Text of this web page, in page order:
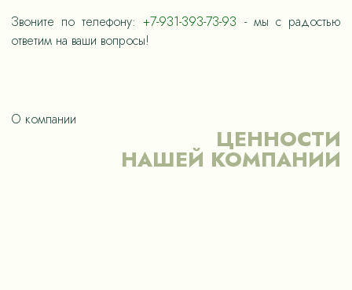
Звоните по телефону:+7-931-393-73-93 - мы с радостью
ответим на ваши вопросы!
О компании
ЦЕННОСТИ
НАШЕЙ КОМПАНИИ